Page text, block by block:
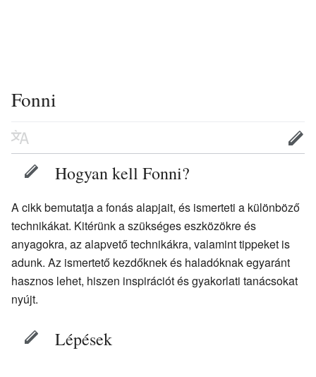
Fonni
Hogyan kell Fonni?
A cikk bemutatja a fonás alapjait, és ismerteti a különböző
technikákat. Kitérünk a szükséges eszközökre és
anyagokra, az alapvető technikákra, valamint tippeket is
adunk. Az ismertető kezdőknek és haladóknak egyaránt
hasznos lehet, hiszen inspirációt és gyakorlati tanácsokat
nyújt.
Lépések